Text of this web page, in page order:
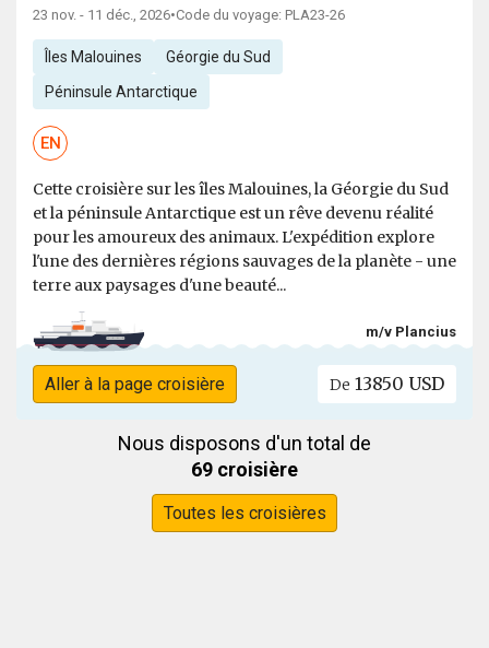
23 nov. - 11 déc., 2026•Code du voyage: PLA23-26
Îles Malouines Géorgie du Sud
Péninsule Antarctique
EN
Cette croisière sur les îles Malouines, la Géorgie du Sud
et la péninsule Antarctique est un rêve devenu réalité
pour les amoureux des animaux. L'expédition explore
l'une des dernières régions sauvages de la planète - une
terre aux paysages d'une beauté...
m/v Plancius
Aller à la page croisière De 13850 USD
Nous disposons d'un total de
69 croisière
Toutes les croisières